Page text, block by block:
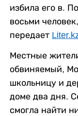
избила его в.
восьми
передает
Местные
обвиняемый,
школьницу и
доме два дня.
смогла найти